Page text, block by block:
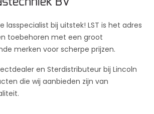
lasspecialist bij uitstek! LST is het adres
toebehoren met een groot
merken voor scherpe prijzen.
en Sterdistributeur bij Lincoln
die wij aanbieden zijn van